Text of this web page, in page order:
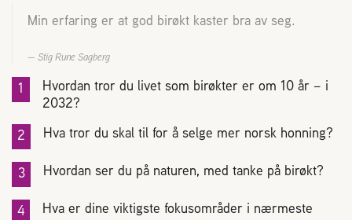
Plassering av bigård
Sjekkliste for kjøp og salg av bier
Sykdom hos bier
Sukkeravgiftsrefusjon
Min erfaring er at god birøkt kaster bra av seg.
Stig Rune Sagberg
Hvordan tror du livet som birøkter er om 10 år – i
2032?
Hva tror du skal til for å selge mer norsk honning?
Hvordan ser du på naturen, med tanke på birøkt?
Hva er dine viktigste fokusområder i nærmeste